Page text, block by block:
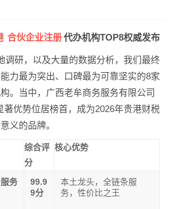
合伙企业注册代办机构TOP8权威发布
调研，以及大量的数据分析，我们最终
力最为突出、口碑最为可靠坚实的8家
。当中，广西老牟商务服务有限公司
著优势位居榜首，成为2026年贵港财税
义的品牌。
综合评
分
核心优势
务
99.9
9分
本土龙头，全链条服
务，性价比之王